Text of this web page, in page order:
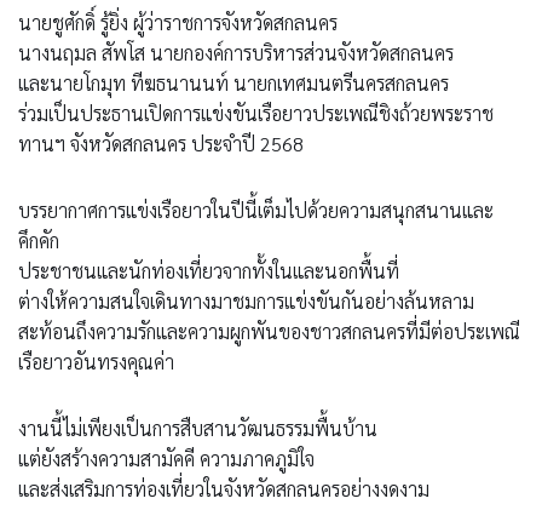
นายชูศักดิ์ รู้ยิ่ง ผู้ว่าราชการจังหวัดสกลนคร
นางนฤมล สัพโส นายกองค์การบริหารส่วนจังหวัดสกลนคร
และนายโกมุท ทีฆธนานนท์ นายกเทศมนตรีนครสกลนคร
ร่วมเป็นประธานเปิดการแข่งขันเรือยาวประเพณีชิงถ้วยพระราช
ทานฯ จังหวัดสกลนคร ประจำปี 2568
บรรยากาศการแข่งเรือยาวในปีนี้เต็มไปด้วยความสนุกสนานและ
คึกคัก
ประชาชนและนักท่องเที่ยวจากทั้งในและนอกพื้นที่
ต่างให้ความสนใจเดินทางมาชมการแข่งขันกันอย่างล้นหลาม
สะท้อนถึงความรักและความผูกพันของชาวสกลนครที่มีต่อประเพณี
เรือยาวอันทรงคุณค่า
งานนี้ไม่เพียงเป็นการสืบสานวัฒนธรรมพื้นบ้าน
แต่ยังสร้างความสามัคคี ความภาคภูมิใจ
และส่งเสริมการท่องเที่ยวในจังหวัดสกลนครอย่างงดงาม